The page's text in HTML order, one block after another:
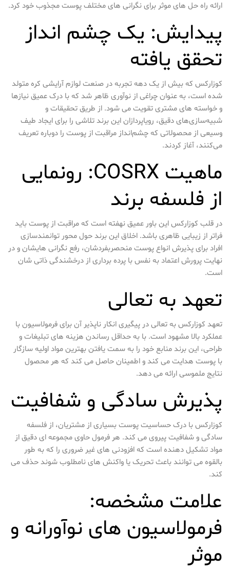
ارائه راه حل های موثر برای نگرانی های مختلف پوست مجذوب خود کرد.
پیدایش: یک چشم انداز
تحقق یافته
کوزارکس که بیش از یک دهه تجربه در صنعت لوازم آرایشی کره متولد
شده است، به عنوان چراغی از نوآوری ظاهر شد که با درک عمیق نیازها
و خواسته های مشتری تقویت می شود. از طریق تحقیقات و
شبیه‌سازی‌های دقیق، رویاپردازان این برند تلاشی را برای ایجاد طیف
وسیعی از محصولاتی که چشم‌انداز مراقبت از پوست را دوباره تعریف
می‌کنند، آغاز کردند.
ماهیت COSRX: رونمایی
از فلسفه برند
در قلب کوزارکس این باور عمیق نهفته است که مراقبت از پوست باید
فراتر از زیبایی ظاهری باشد. اخلاق این برند حول محور توانمندسازی
افراد برای پذیرش انواع پوست منحصربفردشان، رفع نگرانی هایشان و در
نهایت پرورش اعتماد به نفس با پرده برداری از درخشندگی ذاتی شان
است.
تعهد به تعالی
تعهد کوزارکس به تعالی در پیگیری انکار ناپذیر آن برای فرمولاسیون با
عملکرد بالا مشهود است. با به حداقل رساندن هزینه های تبلیغات و
طراحی، این برند منابع خود را به سمت یافتن بهترین مواد اولیه سازگار
با پوست هدایت می کند و اطمینان حاصل می کند که هر محصول
نتایج ملموسی ارائه می دهد.
پذیرش سادگی و شفافیت
کوزارکس با درک حساسیت پوست بسیاری از مشتریان، از فلسفه
سادگی و شفافیت پیروی می کند. هر فرمول حاوی مجموعه ای دقیق از
مواد تشکیل دهنده است که افزودنی های غیر ضروری را که به طور
بالقوه می توانند باعث تحریک یا واکنش های نامطلوب شوند حذف می
کند.
علامت مشخصه:
فرمولاسیون های نوآورانه و
موثر